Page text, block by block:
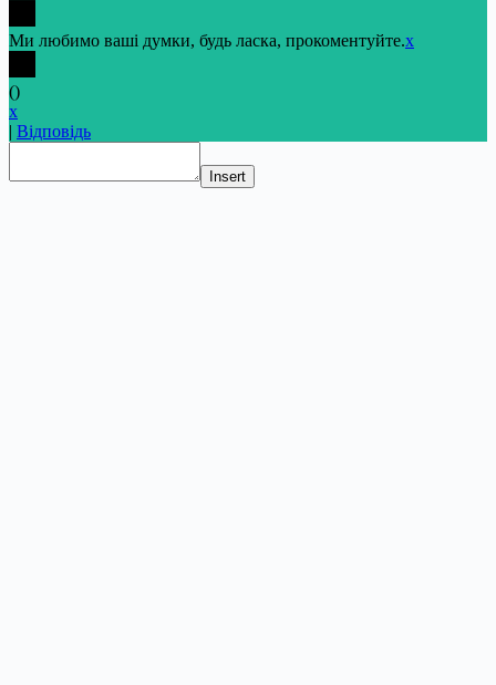
Ми любимо ваші думки, будь ласка, прокоментуйте.x
()
x
| Відповідь
Insert